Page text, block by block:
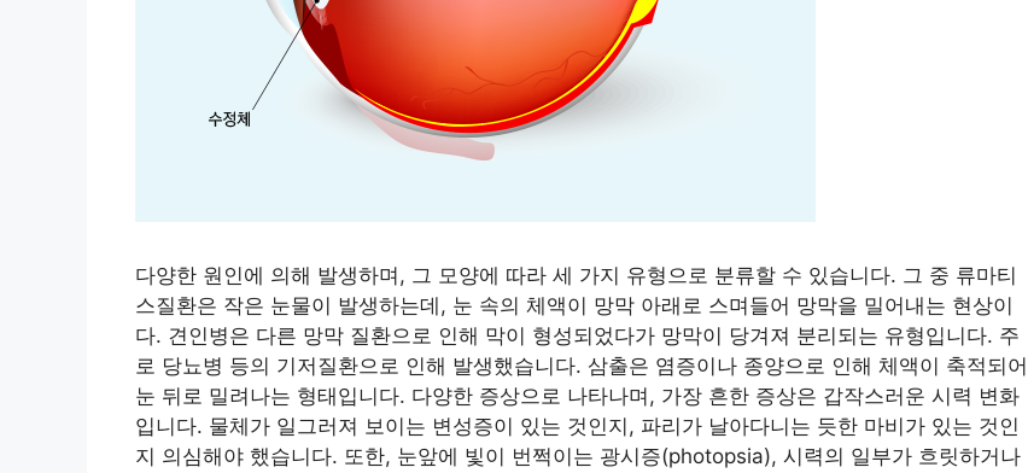
다양한 원인에 의해 발생하며, 그 모양에 따라 세 가지 유형으로 분류할 수 있습니다. 그 중 류마티
스질환은 작은 눈물이 발생하는데, 눈 속의 체액이 망막 아래로 스며들어 망막을 밀어내는 현상이
다. 견인병은 다른 망막 질환으로 인해 막이 형성되었다가 망막이 당겨져 분리되는 유형입니다. 주
로 당뇨병 등의 기저질환으로 인해 발생했습니다. 삼출은 염증이나 종양으로 인해 체액이 축적되어
눈 뒤로 밀려나는 형태입니다. 다양한 증상으로 나타나며, 가장 흔한 증상은 갑작스러운 시력 변화
입니다. 물체가 일그러져 보이는 변성증이 있는 것인지, 파리가 날아다니는 듯한 마비가 있는 것인
지 의심해야 했습니다. 또한, 눈앞에 빛이 번쩍이는 광시증(photopsia), 시력의 일부가 흐릿하거나